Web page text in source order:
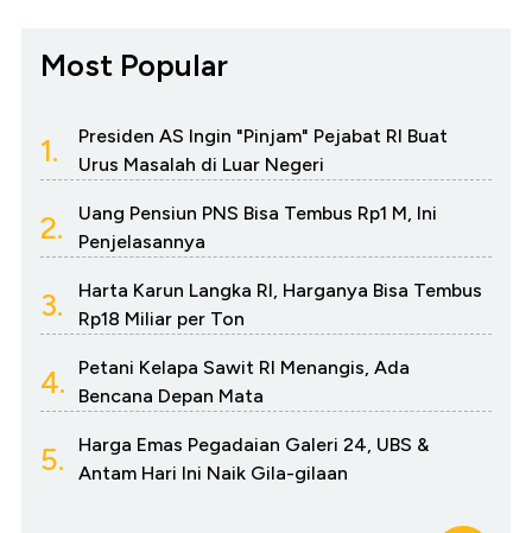
Most Popular
1.
Presiden AS Ingin "Pinjam" Pejabat RI Buat
Urus Masalah di Luar Negeri
2.
Uang Pensiun PNS Bisa Tembus Rp1 M, Ini
Penjelasannya
3.
Harta Karun Langka RI, Harganya Bisa Tembus
Rp18 Miliar per Ton
4.
Petani Kelapa Sawit RI Menangis, Ada
Bencana Depan Mata
5.
Harga Emas Pegadaian Galeri 24, UBS &
Antam Hari Ini Naik Gila-gilaan